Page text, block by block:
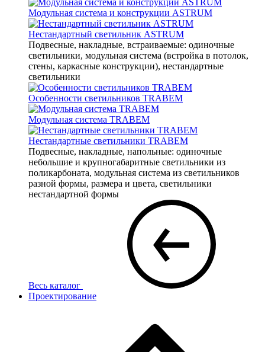
Модульная система и конструкции ASTRUM
Нестандартный светильник ASTRUM
Подвесные, накладные, встраиваемые: одиночные
светильники, модульная система (встройка в потолок,
стены, каркасные конструкции), нестандартные
светильники
Особенности светильников TRABEM
Модульная система TRABEM
Нестандартные светильники TRABEM
Подвесные, накладные, напольные: одиночные
небольшие и крупногабаритные светильники из
поликарбоната, модульная система из светильников
разной формы, размера и цвета, светильники
нестандартной формы
Весь каталог
Проектирование